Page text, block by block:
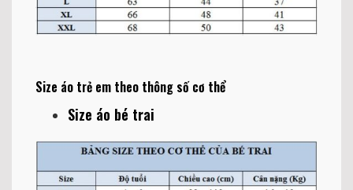
Size áo trẻ em theo thông số cơ thể
Size áo bé trai